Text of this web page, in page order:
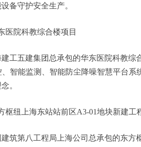
备守护安全生产。
院科教综合楼项目
五建集团总承包的华东医院科教综
智能监测、智能防尘降噪智慧平台
。
纽上海东站站前区A3-01地块新建工
第八工程局上海公司总承包的东方